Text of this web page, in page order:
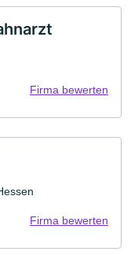
Firma bewerten
Firma bewerten